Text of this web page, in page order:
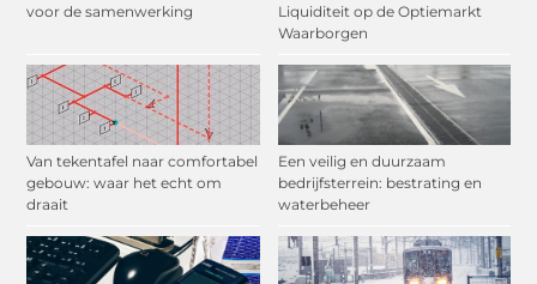
voor de samenwerking
Liquiditeit op de Optiemarkt
Waarborgen
Van tekentafel naar comfortabel
gebouw: waar het echt om
draait
Een veilig en duurzaam
bedrijfsterrein: bestrating en
waterbeheer